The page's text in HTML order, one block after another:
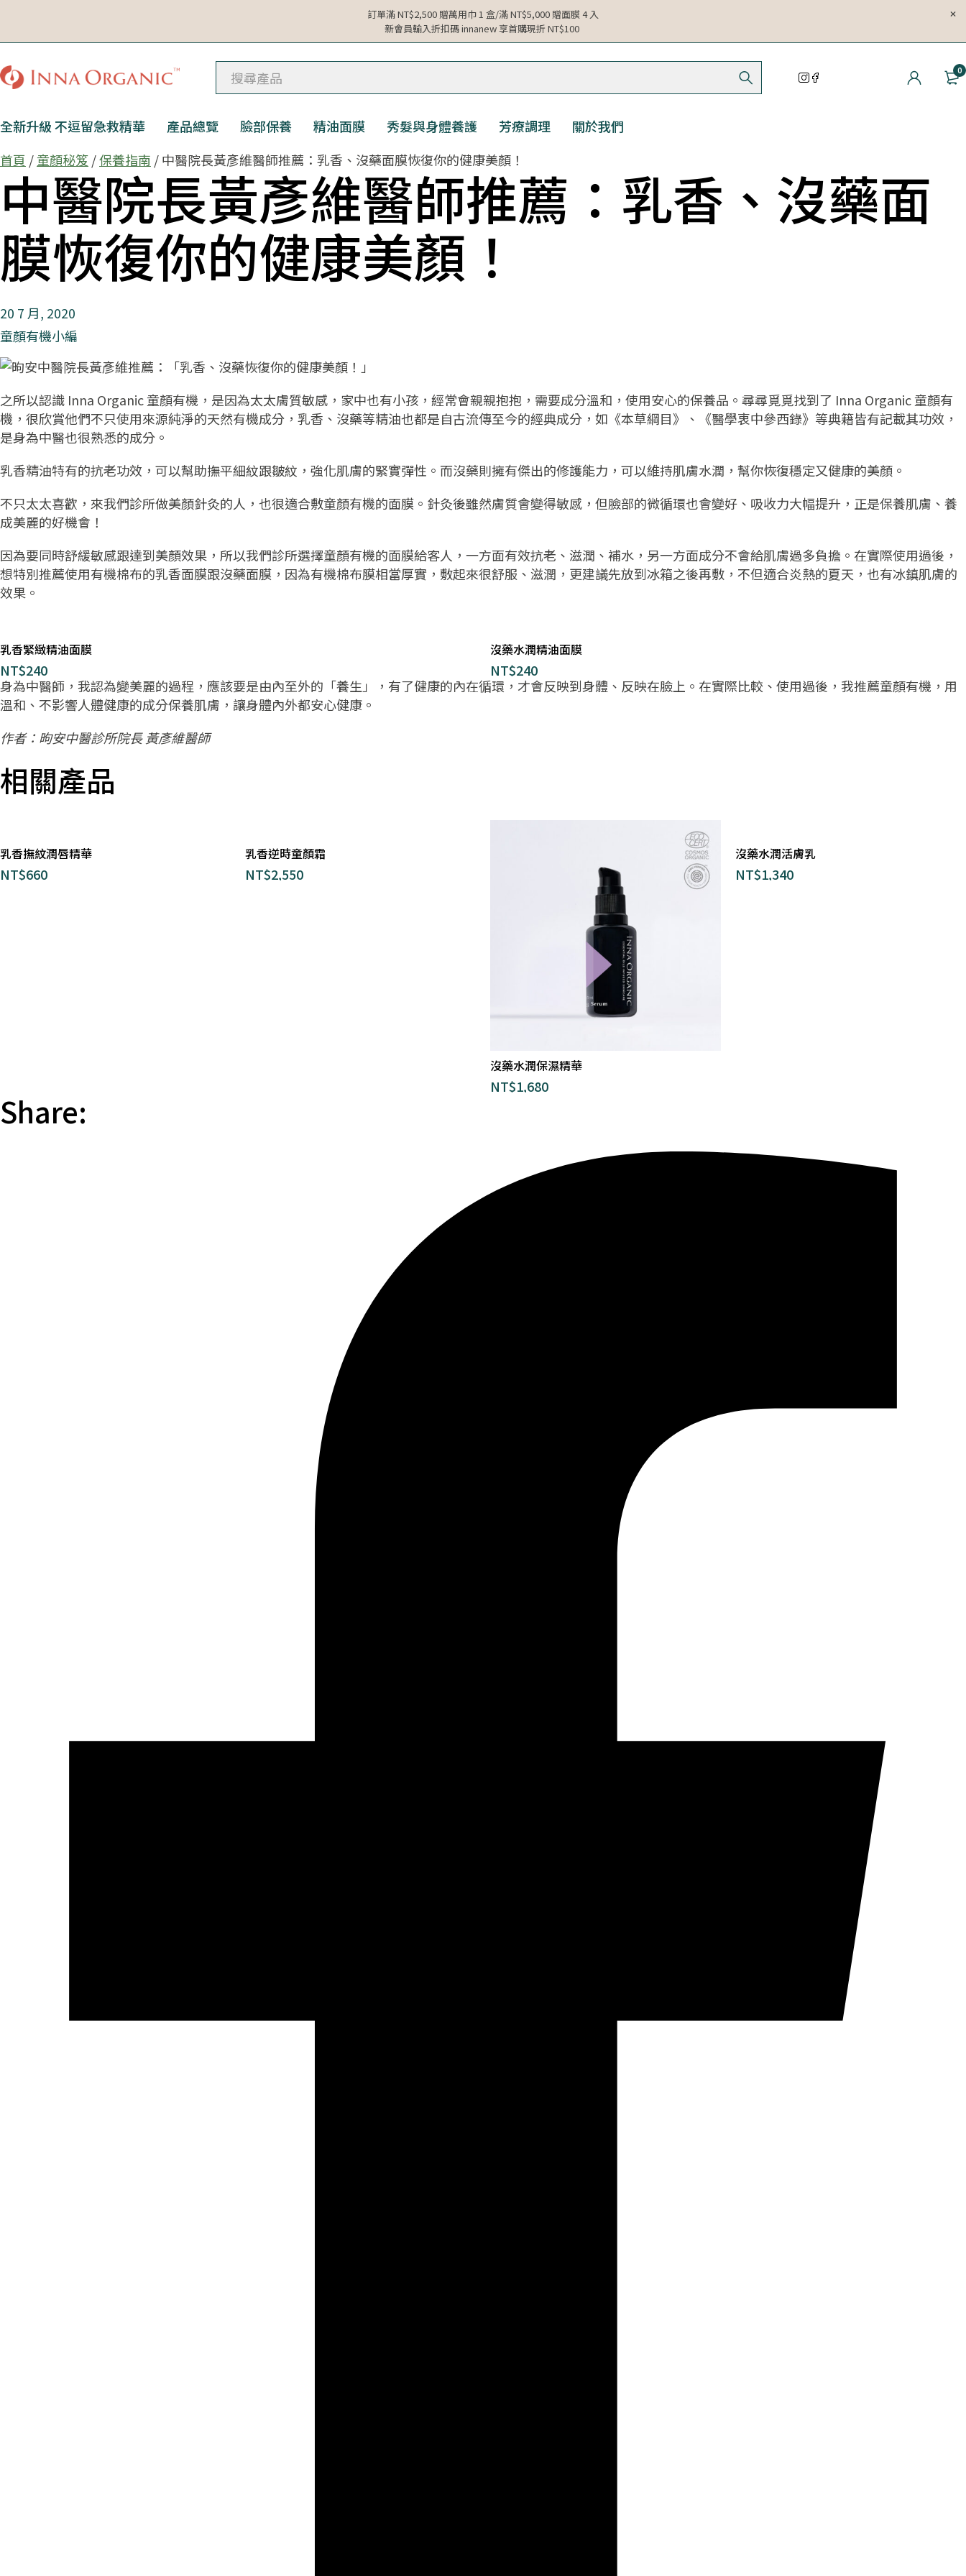
訂單滿 NT$2,500 贈萬用巾 1 盒/滿 NT$5,000 贈面膜 4 入
新會員輸入折扣碼 innanew 享首購現折 NT$100
0
全新升級 不逗留急救精華 產品總覽 臉部保養 精油面膜 秀髮與身體養護 芳療調理
關於我們
首頁 /童顏秘笈/保養指南 / 中醫院長黃彥維醫師推薦：乳香、沒藥面膜恢復你的健康美顏！
中醫院長黃彥維醫師推薦：乳香、沒藥面
膜恢復你的健康美顏！
20 7 月, 2020
童顏有機小編
之所以認識 Inna Organic 童顏有機，是因為太太膚質敏感，家中也有小孩，經常會親親抱抱，需要成分溫和，使用安心的保養品。尋尋覓覓找到了 Inna Organic 童顏有
機，很欣賞他們不只使用來源純淨的天然有機成分，乳香、沒藥等精油也都是自古流傳至今的經典成分，如《本草綱目》、《醫學衷中參西錄》等典籍皆有記載其功效，
是身為中醫也很熟悉的成分。
乳香精油特有的抗老功效，可以幫助撫平細紋跟皺紋，強化肌膚的緊實彈性。而沒藥則擁有傑出的修護能力，可以維持肌膚水潤，幫你恢復穩定又健康的美顏。
不只太太喜歡，來我們診所做美顏針灸的人，也很適合敷童顏有機的面膜。針灸後雖然膚質會變得敏感，但臉部的微循環也會變好、吸收力大幅提升，正是保養肌膚、養
成美麗的好機會！
因為要同時舒緩敏感跟達到美顏效果，所以我們診所選擇童顏有機的面膜給客人，一方面有效抗老、滋潤、補水，另一方面成分不會給肌膚過多負擔。在實際使用過後，
想特別推薦使用有機棉布的乳香面膜跟沒藥面膜，因為有機棉布膜相當厚實，敷起來很舒服、滋潤，更建議先放到冰箱之後再敷，不但適合炎熱的夏天，也有冰鎮肌膚的
效果。
乳香緊緻精油面膜
NT$240
沒藥水潤精油面膜
NT$240
身為中醫師，我認為變美麗的過程，應該要是由內至外的「養生」，有了健康的內在循環，才會反映到身體、反映在臉上。在實際比較、使用過後，我推薦童顏有機，用
溫和、不影響人體健康的成分保養肌膚，讓身體內外都安心健康。
作者：昫安中醫診所院長 黃彥維醫師
相關產品
乳香撫紋潤唇精華
NT$660
乳香逆時童顏霜
NT$2,550
沒藥水潤保濕精華
NT$1,680
沒藥水潤活膚乳
NT$1,340
Share: